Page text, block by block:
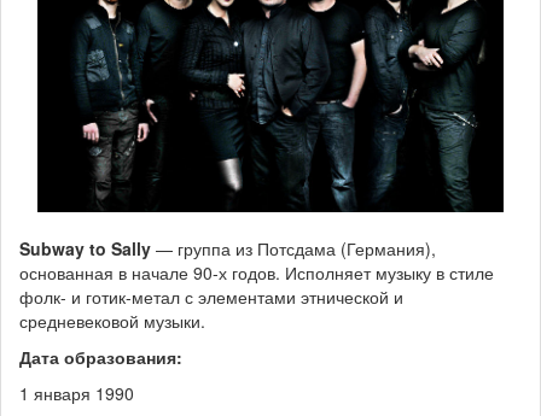
Subway to Sally — группа из Потсдама (Германия),
основанная в начале 90-х годов. Исполняет музыку в стиле
фолк- и готик-метал с элементами этнической и
средневековой музыки.
Дата образования:
1 января 1990